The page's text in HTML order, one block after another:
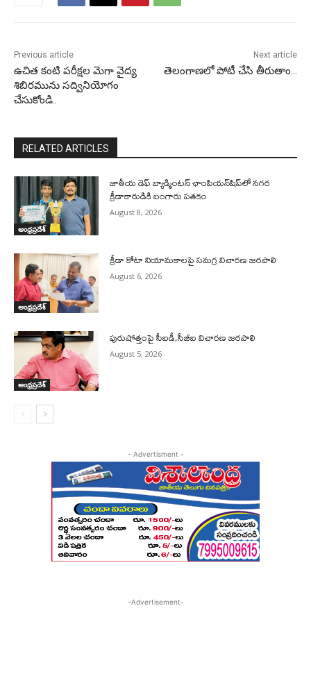
Previous article
ఉచిత కంటి పరీక్షల మెగా వైద్య
శిబిరమును సద్వినియోగం
చేసుకోండి..
Next article
తెలంగాణలో పోటీ చేసి తీరుతాం…
RELATED ARTICLES
ఆంధ్రప్రదేశ్
జాతీయ డెఫ్ బ్యాడ్మింటన్ ఛాంపియన్‌షిప్‌లో నగర
క్రీడాకారుడికి బంగారు పతకం
August 8, 2026
ఆంధ్రప్రదేశ్
క్రీడా కోటా నియామకాలపై సమగ్ర విచారణ జరపాలి
August 6, 2026
ఆంధ్రప్రదేశ్
పురుషోత్తంపై సీఐడీ,సీబీఐ విచారణ జరపాలి
August 5, 2026
- Advertisment -
-Advertisement-